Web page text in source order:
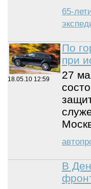
65-
18.05.10 12:59
По
при
27
В